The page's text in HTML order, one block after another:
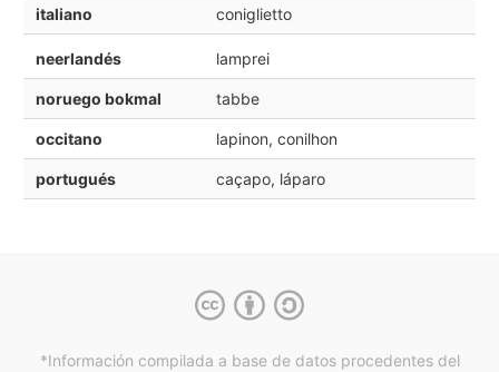
italiano coniglietto
neerlandés lamprei
noruego bokmal tabbe
occitano lapinon, conilhon
portugués caçapo, láparo
*Información compilada a base de datos procedentes del